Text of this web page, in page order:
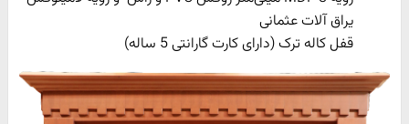
یراق آلات عثمانی
قفل کاله ترک (دارای کارت گارانتی 5 ساله)